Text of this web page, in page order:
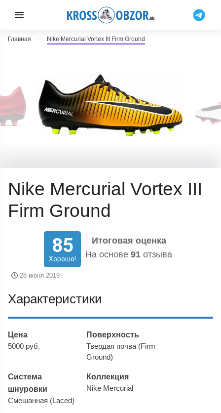
Главная Nike Mercurial Vortex III Firm Ground
Nike Mercurial Vortex III
Firm Ground
85
Хорошо!
Итоговая оценка
На основе 91 отзыва
28 июня 2019
Характеристики
Цена
5000 руб.
Поверхность
Твердая почва (Firm
Ground)
Система
шнуровки
Смешанная (Laced)
Коллекция
Nike Mercurial